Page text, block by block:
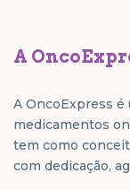
A
A OncoExpress é
medicamentos
tem como
com dedicação,